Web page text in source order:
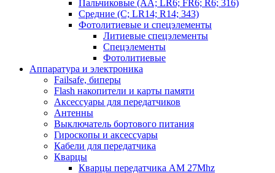
Пальчиковые (AA; LR6; FR6; R6; 316)
Средние (C; LR14; R14; 343)
Фотолитиевые и спецэлементы
Литиевые спецэлементы
Спецэлементы
Фотолитиевые
Аппаратура и электроника
Failsafe, биперы
Flash накопители и карты памяти
Аксессуары для передатчиков
Антенны
Выключатель бортового питания
Гироскопы и аксессуары
Кабели для передатчика
Кварцы
Кварцы передатчика AM 27Mhz